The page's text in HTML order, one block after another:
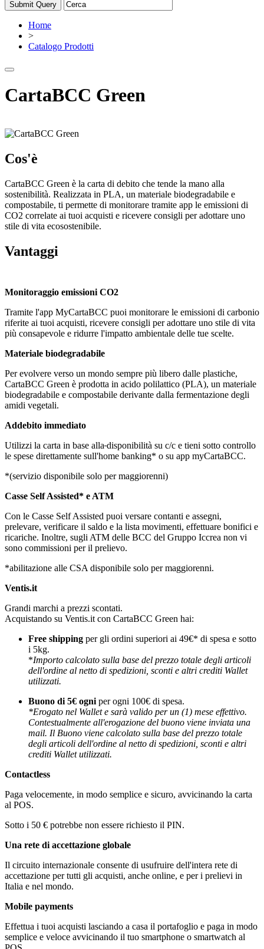
Home
>
Catalogo Prodotti
CartaBCC Green
Cos'è
CartaBCC Green è la carta di debito che tende la mano alla
sostenibilità. Realizzata in PLA, un materiale biodegradabile e
compostabile, ti permette di monitorare tramite app le emissioni di
CO2 correlate ai tuoi acquisti e ricevere consigli per adottare uno
stile di vita ecosostenibile.
Vantaggi
Monitoraggio emissioni CO2
Tramite l'app MyCartaBCC puoi monitorare le emissioni di carbonio
riferite ai tuoi acquisti, ricevere consigli per adottare uno stile di vita
più consapevole e ridurre l'impatto ambientale delle tue scelte.
Materiale biodegradabile
Per evolvere verso un mondo sempre più libero dalle plastiche,
CartaBCC Green è prodotta in acido polilattico (PLA), un materiale
biodegradabile e compostabile derivante dalla fermentazione degli
amidi vegetali.
Addebito immediato
Utilizzi la carta in base alla disponibilità su c/c e tieni sotto controllo
le spese direttamente sull'home banking* o su app myCartaBCC.
*(servizio disponibile solo per maggiorenni)
Casse Self Assisted* e ATM
Con le Casse Self Assisted puoi versare contanti e assegni,
prelevare, verificare il saldo e la lista movimenti, effettuare bonifici e
ricariche. Inoltre, sugli ATM delle BCC del Gruppo Iccrea non vi
sono commissioni per il prelievo.
*abilitazione alle CSA disponibile solo per maggiorenni.
Ventis.it
Grandi marchi a prezzi scontati.
Acquistando su Ventis.it con CartaBCC Green hai:
Free shipping per gli ordini superiori ai 49€* di spesa e sotto
i 5kg.
*Importo calcolato sulla base del prezzo totale degli articoli
dell'ordine al netto di spedizioni, sconti e altri crediti Wallet
utilizzati.
Buono di 5€ ogni per ogni 100€ di spesa.
*Erogato nel Wallet e sarà valido per un (1) mese effettivo.
Contestualmente all'erogazione del buono viene inviata una
mail. Il Buono viene calcolato sulla base del prezzo totale
degli articoli dell'ordine al netto di spedizioni, sconti e altri
crediti Wallet utilizzati.
Contactless
Paga velocemente, in modo semplice e sicuro, avvicinando la carta
al POS.
Sotto i 50 € potrebbe non essere richiesto il PIN.
Una rete di accettazione globale
Il circuito internazionale consente di usufruire dell'intera rete di
accettazione per tutti gli acquisti, anche online, e per i prelievi in
Italia e nel mondo.
Mobile payments
Effettua i tuoi acquisti lasciando a casa il portafoglio e paga in modo
semplice e veloce avvicinando il tuo smartphone o smartwatch al